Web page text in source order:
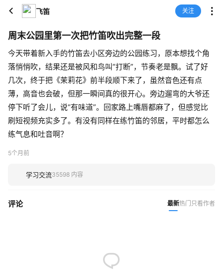
飞笛 关注
周末公园里第一次把竹笛吹出完整一段
今天带着新入手的竹笛去小区旁边的公园练习，原本想找个角
落悄悄吹，结果还是被风和鸟叫“打断”，节奏老是飘。试了好
几次，终于把《茉莉花》前半段顺下来了，虽然音色还有点
薄，高音也会破，但那一瞬间真的很开心。旁边遛弯的大爷还
停下听了会儿，说“有味道”。回家路上嘴唇都麻了，但感觉比
刷短视频充实多了。有没有同样在练竹笛的邻居，平时都怎么
练气息和吐音啊？
5个月前
学习交流35598 内容
评论 最新热门 只看作者